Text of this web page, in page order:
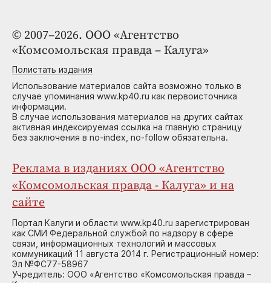
© 2007–2026. ООО «Агентство
«Комсомольская правда – Калуга»
Полистать издания
Использование материалов сайта возможно только в
случае упоминания www.kp40.ru как первоисточника
информации.
В случае использования материалов на других сайтах
активная индексируемая ссылка на главную страницу
без заключения в no-index, no-follow обязательна.
Реклама в изданиях ООО «Агентство
«Комсомольская правда - Калуга» и на
сайте
Портал Калуги и области www.kp40.ru зарегистрирован
как СМИ Федеральной службой по надзору в сфере
связи, информационных технологий и массовых
коммуникаций 11 августа 2014 г. Регистрационный номер:
Эл №ФС77-58967
Учредитель: ООО «Агентство «Комсомольская правда –